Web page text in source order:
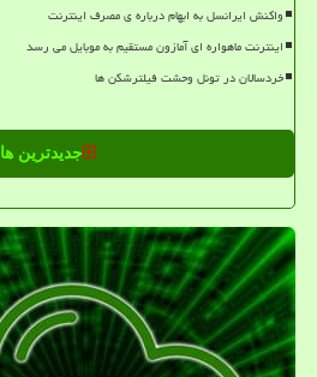
واکنش ایرانسل به ابهام درباره ی مصرف اینترنت
اینترنت ماهواره ای آمازون مستقیم به موبایل می رسد
خردسالان در تونل وحشت فیلترشکن ها
جدیدترین ها